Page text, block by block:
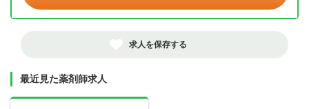
求人を保存する
最近見た薬剤師求人